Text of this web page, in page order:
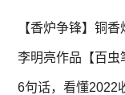
【香炉争锋】铜
李明亮作品【百虫
6句话，看懂2022